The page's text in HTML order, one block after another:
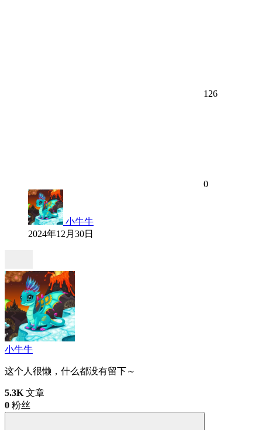
126
0
小牛牛
2024年12月30日
小牛牛
这个人很懒，什么都没有留下～
5.3K 文章
0 粉丝